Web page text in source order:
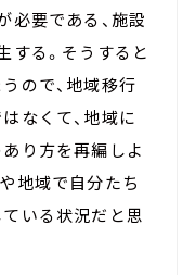
必要である、施設
する。そうすると
ので、地域移行
なくて、地域に
り方を再編しよ
地域で自分たち
いる状況だと思